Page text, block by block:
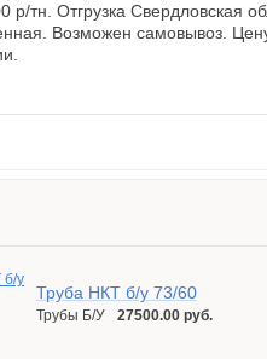
тн. Отгрузка Свердловская
Возможен самовывоз.
Труба НКТ б/у 73/60
Трубы Б/У 27500.00 руб.